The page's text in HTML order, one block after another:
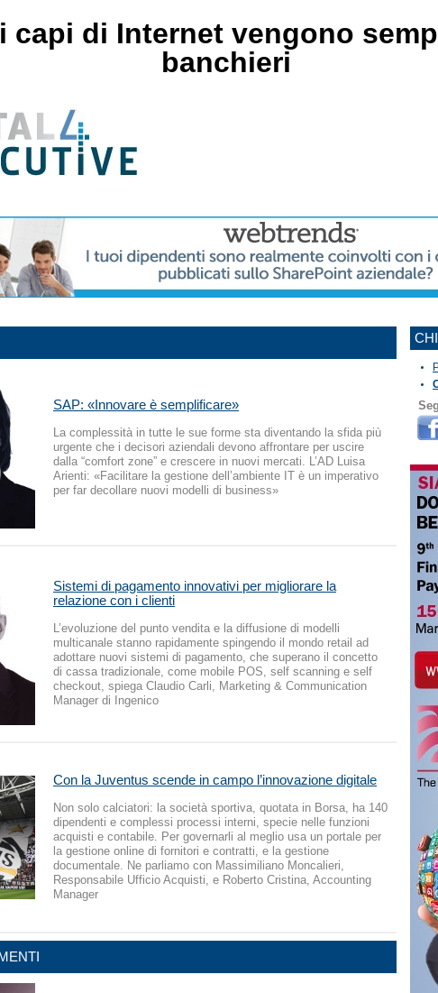
capi di Internet vengono
banchieri
SAP: «Innovare è semplificare»
La complessità in tutte le sue forme sta diventando la sfida più
urgente che i decisori aziendali devono affrontare per uscire
dalla “comfort zone” e crescere in nuovi mercati. L’AD Luisa
Arienti: «Facilitare la gestione dell’ambiente IT è un imperativo
per far decollare nuovi modelli di business»
Sistemi di pagamento innovativi per migliorare la
relazione con i clienti
L’evoluzione del punto vendita e la diffusione di modelli
multicanale stanno rapidamente spingendo il mondo retail ad
adottare nuovi sistemi di pagamento, che superano il concetto
di cassa tradizionale, come mobile POS, self scanning e self
checkout, spiega Claudio Carli, Marketing & Communication
Manager di Ingenico
Con la Juventus scende in campo l’innovazione digitale
Non solo calciatori: la società sportiva, quotata in Borsa, ha 140
dipendenti e complessi processi interni, specie nelle funzioni
acquisti e contabile. Per governarli al meglio usa un portale per
la gestione online di fornitori e contratti, e la gestione
documentale. Ne parliamo con Massimiliano Moncalieri,
Responsabile Ufficio Acquisti, e Roberto Cristina, Accounting
Manager